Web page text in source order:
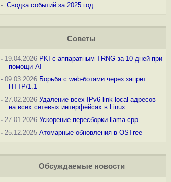
- Сводка событий за 2025 год
Советы
-19.04.2026 PKI с аппаратным TRNG за 10 дней при
помощи AI
-09.03.2026 Борьба с web-ботами через запрет
HTTP/1.1
-27.02.2026 Удаление всех IPv6 link-local адресов
на всех сетевых интерфейсах в Linux
-27.01.2026 Ускорение пересборки llama.cpp
-25.12.2025 Атомарные обновления в OSTree
Обсуждаемые новости